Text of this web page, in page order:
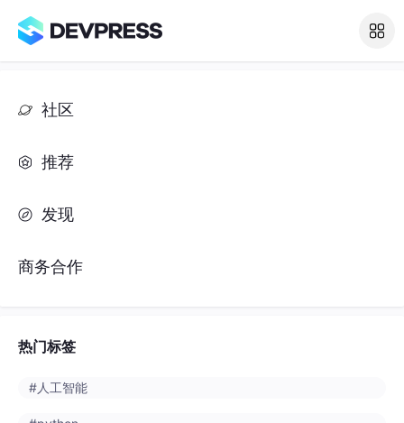
社区
推荐
发现
商务合作
热门标签
#人工智能
#python